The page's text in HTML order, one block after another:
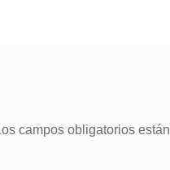
campos obligatorios